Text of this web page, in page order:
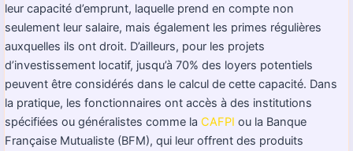
leur capacité d’emprunt, laquelle prend en compte non
seulement leur salaire, mais également les primes régulières
auxquelles ils ont droit. D’ailleurs, pour les projets
d’investissement locatif, jusqu’à 70% des loyers potentiels
peuvent être considérés dans le calcul de cette capacité. Dans
la pratique, les fonctionnaires ont accès à des institutions
spécifiées ou généralistes comme la CAFPI ou la Banque
Française Mutualiste (BFM), qui leur offrent des produits